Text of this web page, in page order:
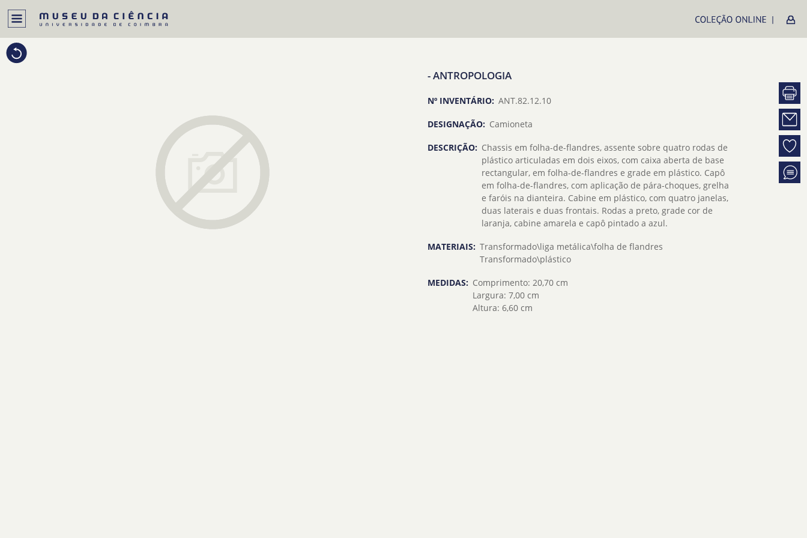
- ANTROPOLOGIA
Nº INVENTÁRIO: ANT.82.12.10
DESIGNAÇÃO: Camioneta
DESCRIÇÃO: Chassis em folha-de-flandres, assente sobre quatro rodas de
plástico articuladas em dois eixos, com caixa aberta de base
rectangular, em folha-de-flandres e grade em plástico. Capô
em folha-de-flandres, com aplicação de pára-choques, grelha
e faróis na dianteira. Cabine em plástico, com quatro janelas,
duas laterais e duas frontais. Rodas a preto, grade cor de
laranja, cabine amarela e capô pintado a azul.
MATERIAIS: Transformado\liga metálica\folha de flandres
Transformado\plástico
MEDIDAS: Comprimento: 20,70 cm
Largura: 7,00 cm
Altura: 6,60 cm